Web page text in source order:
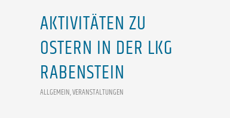
AKTIVITÄTEN ZU
OSTERN IN DER LKG
RABENSTEIN
ALLGEMEIN,VERANSTALTUNGEN